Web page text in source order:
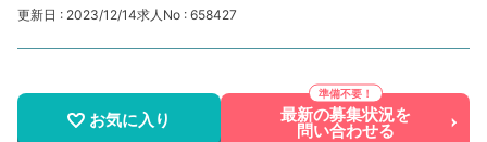
更新日 : 2023/12/14求人No : 658427
お気に入り 最新の募集状況を
問い合わせる